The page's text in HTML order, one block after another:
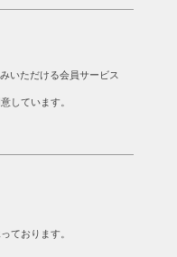
いただける会員サービス
しています。
ております。